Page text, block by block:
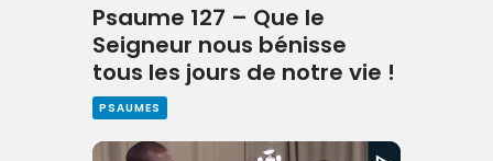
Psaume 127 – Que le
Seigneur nous bénisse
tous les jours de notre vie !
PSAUMES